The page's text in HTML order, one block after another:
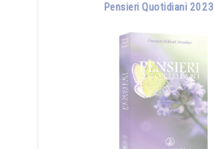
Pensieri Quotidiani 2023